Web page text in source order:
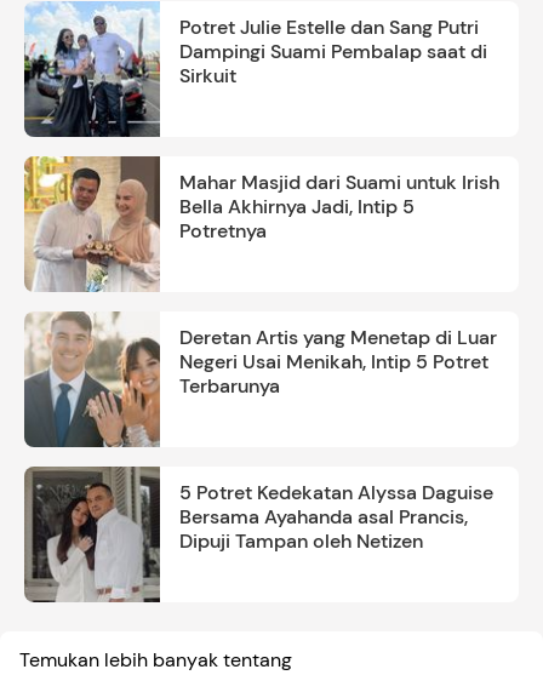
Potret Julie Estelle dan Sang Putri
Dampingi Suami Pembalap saat di
Sirkuit
Mahar Masjid dari Suami untuk Irish
Bella Akhirnya Jadi, Intip 5
Potretnya
Deretan Artis yang Menetap di Luar
Negeri Usai Menikah, Intip 5 Potret
Terbarunya
5 Potret Kedekatan Alyssa Daguise
Bersama Ayahanda asal Prancis,
Dipuji Tampan oleh Netizen
Temukan lebih banyak tentang